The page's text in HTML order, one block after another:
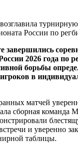
завершились
2026 года по
борьбы
в
матчей
сборная команда
и уверенно
таблицы.